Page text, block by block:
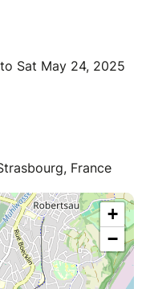
Sat May 24, 2025
France
+
−